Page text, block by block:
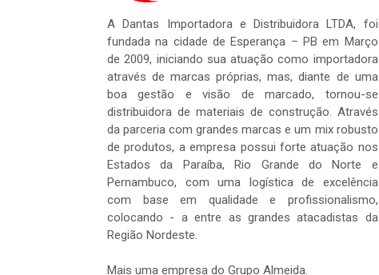
A Dantas Importadora e Distribuidora LTDA, foi
fundada na cidade de Esperança – PB em Março
de 2009, iniciando sua atuação como importadora
através de marcas próprias, mas, diante de uma
boa gestão e visão de marcado, tornou-se
distribuidora de materiais de construção. Através
da parceria com grandes marcas e um mix robusto
de produtos, a empresa possui forte atuação nos
Estados da Paraíba, Rio Grande do Norte e
Pernambuco, com uma logística de excelência
com base em qualidade e profissionalismo,
colocando - a entre as grandes atacadistas da
Região Nordeste.
Mais uma empresa do Grupo Almeida.